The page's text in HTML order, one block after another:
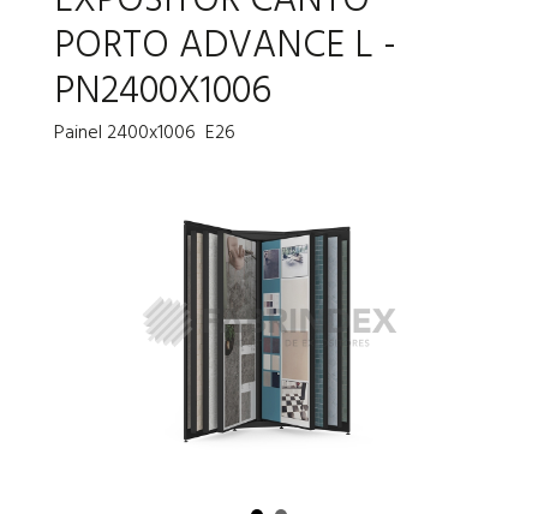
PORTO ADVANCE L -
PN2400X1006
Painel 2400x1006 E26